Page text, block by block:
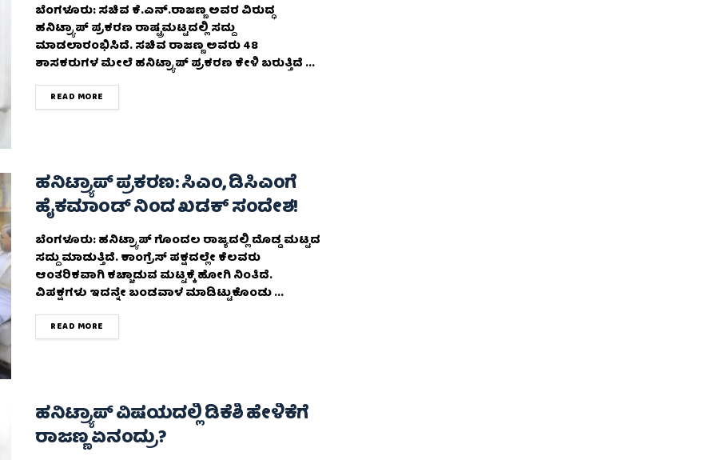
ಬೆಂಗಳೂರು: ಸಚಿವ ಕೆ.ಎನ್.ರಾಜಣ್ಣ ಅವರ ವಿರುದ್ಧ
ಹನಿಟ್ರ್ಯಾಪ್ ಪ್ರಕರಣ ರಾಷ್ಟ್ರಮಟ್ಟದಲ್ಲಿ ಸದ್ದು
ಮಾಡಲಾರಂಭಿಸಿದೆ. ಸಚಿವ ರಾಜಣ್ಣ ಅವರು 48
ಶಾಸಕರುಗಳ ಮೇಲೆ ಹನಿಟ್ರ್ಯಾಪ್ ಪ್ರಕರಣ ಕೇಳಿ ಬರುತ್ತಿದೆ ...
READ MORE
ಹನಿಟ್ರ್ಯಾಪ್ ಪ್ರಕರಣ: ಸಿಎಂ, ಡಿಸಿಎಂಗೆ
ಹೈಕಮಾಂಡ್ ನಿಂದ ಖಡಕ್ ಸಂದೇಶ!
ಬೆಂಗಳೂರು: ಹನಿಟ್ರ್ಯಾಪ್‌ ಗೊಂದಲ ರಾಜ್ಯದಲ್ಲಿ ದೊಡ್ಡ ಮಟ್ಟದ
ಸದ್ದು ಮಾಡುತ್ತಿದೆ. ಕಾಂಗ್ರೆಸ್ ಪಕ್ಷದಲ್ಲೇ ಕೆಲವರು
ಆಂತರಿಕವಾಗಿ ಕಚ್ಚಾಡುವ ಮಟ್ಟಕ್ಕೆ ಹೋಗಿ ನಿಂತಿದೆ.
ವಿಪಕ್ಷಗಳು ಇದನ್ನೇ ಬಂಡವಾಳ ಮಾಡಿಟ್ಟುಕೊಂಡು ...
READ MORE
ಹನಿಟ್ರ್ಯಾಪ್ ವಿಷಯದಲ್ಲಿ ಡಿಕೆಶಿ ಹೇಳಿಕೆಗೆ
ರಾಜಣ್ಣ ಏನಂದ್ರು?